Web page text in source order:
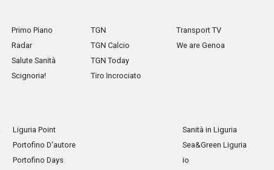
Primo Piano
Radar
Salute Sanità
Scignoria!
TGN
TGN Calcio
TGN Today
Tiro Incrociato
Transport TV
We are Genoa
Liguria Point
Portofino D'autore
Portofino Days
Sanità in Liguria
Sea&Green Liguria
io